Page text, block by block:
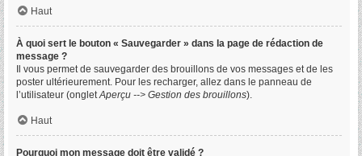
Haut
À quoi sert le bouton « Sauvegarder » dans la page de rédaction de
message ?
Il vous permet de sauvegarder des brouillons de vos messages et de les
poster ultérieurement. Pour les recharger, allez dans le panneau de
l’utilisateur (ongletAperçu --> Gestion des brouillons).
Haut
Pourquoi mon message doit être validé ?